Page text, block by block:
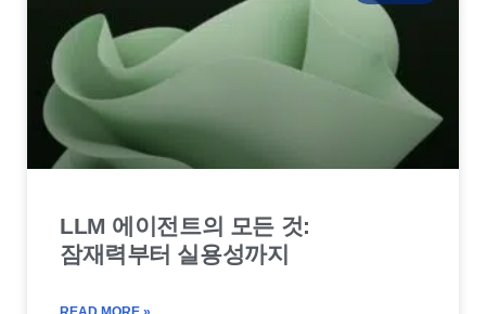
LLM 에이전트의 모든 것:
잠재력부터 실용성까지